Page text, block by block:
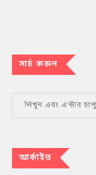
সার্চ করুন
আর্কাইভ